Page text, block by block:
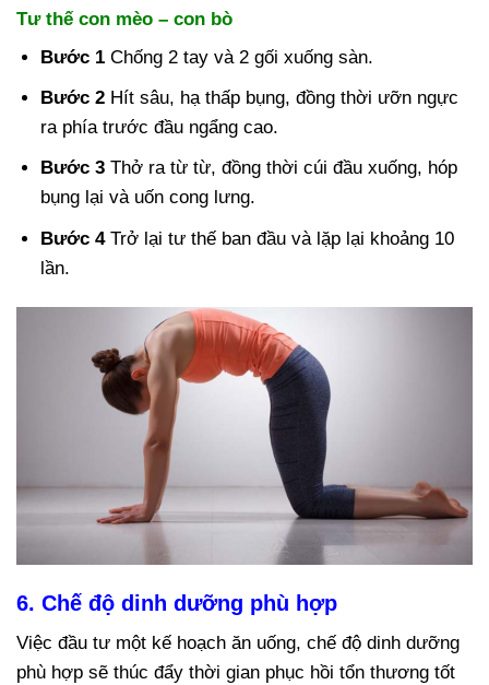
Tư thế con mèo – con bò
Bước 1 Chống 2 tay và 2 gối xuống sàn.
Bước 2 Hít sâu, hạ thấp bụng, đồng thời ưỡn ngực
ra phía trước đầu ngẩng cao.
Bước 3 Thở ra từ từ, đồng thời cúi đầu xuống, hóp
bụng lại và uốn cong lưng.
Bước 4Trở lại tư thế ban đầu và lặp lại khoảng 10
lần.
6. Chế độ dinh dưỡng phù hợp
Việc đầu tư một kế hoạch ăn uống, chế độ dinh dưỡng
phù hợp sẽ thúc đẩy thời gian phục hồi tổn thương tốt